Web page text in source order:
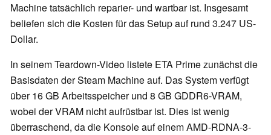
Machine tatsächlich reparier- und wartbar ist. Insgesamt
beliefen sich die Kosten für das Setup auf rund 3.247 US-
Dollar.
In seinem Teardown-Video listete ETA Prime zunächst die
Basisdaten der Steam Machine auf. Das System verfügt
über 16 GB Arbeitsspeicher und 8 GB GDDR6-VRAM,
wobei der VRAM nicht aufrüstbar ist. Dies ist wenig
überraschend, da die Konsole auf einem AMD-RDNA-3-